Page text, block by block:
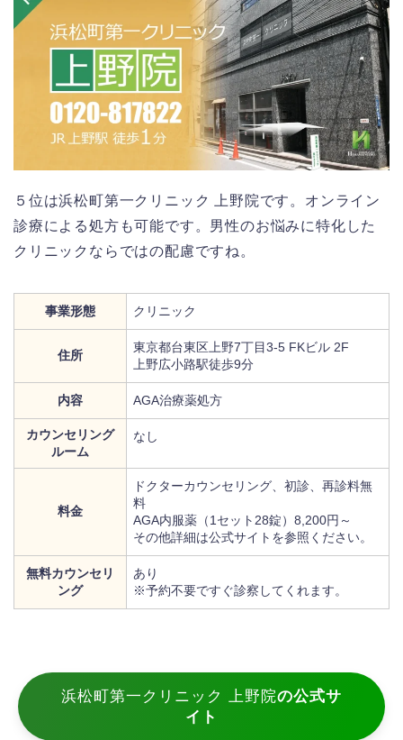
５位は浜松町第一クリニック 上野院です。オンライン
診療による処方も可能です。男性のお悩みに特化した
クリニックならではの配慮ですね。
事業形態 クリニック
住所
東京都台東区上野7丁目3-5 FKビル 2F
上野広小路駅徒歩9分
内容 AGA治療薬処方
カウンセリング
ルーム
なし
料金
ドクターカウンセリング、初診、再診料無
料
AGA内服薬（1セット28錠）8,200円～
その他詳細は公式サイトを参照ください。
無料カウンセリ
ング
あり
※予約不要ですぐ診察してくれます。
浜松町第一クリニック 上野院の公式サ
イト